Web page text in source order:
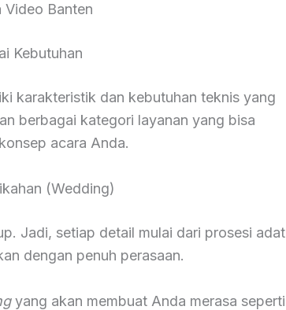
Video Banten
Kebutuhan
karakteristik dan kebutuhan teknis yang
berbagai kategori layanan yang bisa
acara Anda.
(Wedding)
Jadi, setiap detail mulai dari prosesi adat
dengan penuh perasaan.
yang akan membuat Anda merasa seperti